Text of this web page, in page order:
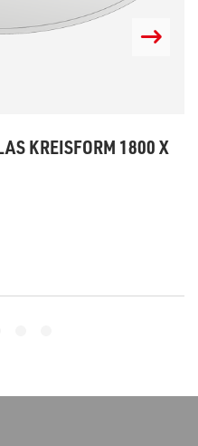
KREISFORM 1800 X